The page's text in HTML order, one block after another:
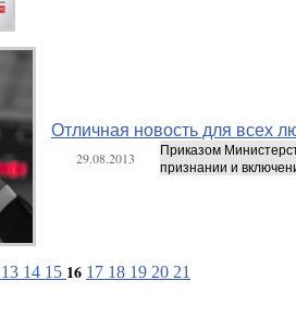
Отличная новость для всех
29.08.2013
Приказом
признании и
13 14 15 16 17 18 19 20 21